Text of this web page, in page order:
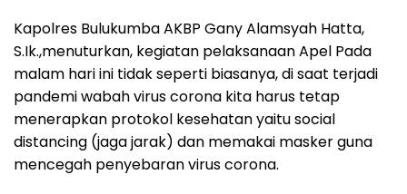
Kapolres Bulukumba AKBP Gany Alamsyah Hatta,
S.Ik.,menuturkan, kegiatan pelaksanaan Apel Pada
malam hari ini tidak seperti biasanya, di saat terjadi
pandemi wabah virus corona kita harus tetap
menerapkan protokol kesehatan yaitu social
distancing (jaga jarak) dan memakai masker guna
mencegah penyebaran virus corona.